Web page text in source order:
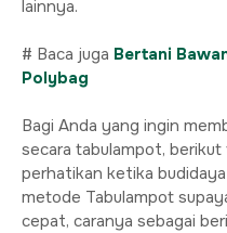
lainnya.
# Baca juga Bertani
Polybag
Bagi Anda yang ingin
secara tabulampot,
perhatikan ketika
metode Tabulampot
cepat, caranya sebagai